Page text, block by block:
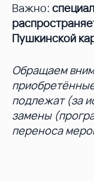
Важно:
Пушкинской
Обращаем
подлежат (за
замены
переноса